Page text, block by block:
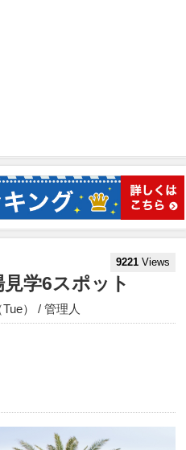
9221 Views
学6スポット
） / 管理人